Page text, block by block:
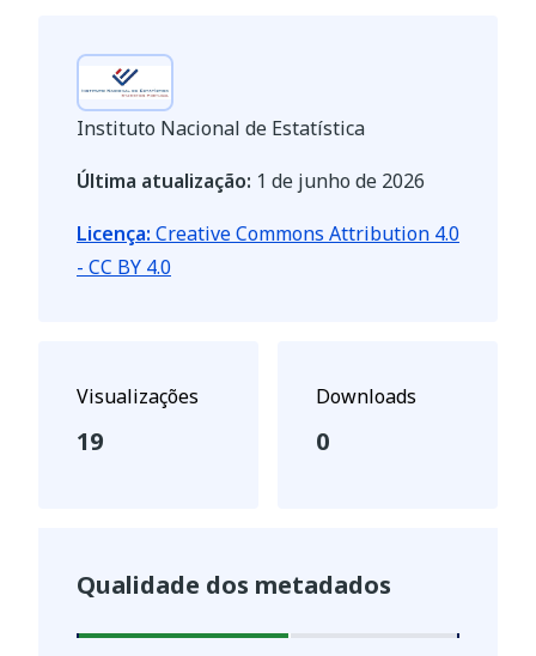
Instituto Nacional de Estatística
Última atualização: 1 de junho de 2026
Licença: Creative Commons Attribution 4.0
- CC BY 4.0
Visualizações
19
Downloads
0
Qualidade dos metadados